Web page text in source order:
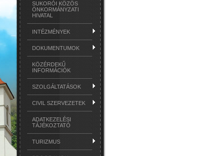
SUKORÓI KÖZÖS
ÖNKORMÁNYZATI
HIVATAL
INTÉZMÉNYEK
DOKUMENTUMOK
KÖZÉRDEKŰ
INFORMÁCIÓK
SZOLGÁLTATÁSOK
CIVIL SZERVEZETEK
ADATKEZELÉSI
TÁJÉKOZTATÓ
TURIZMUS